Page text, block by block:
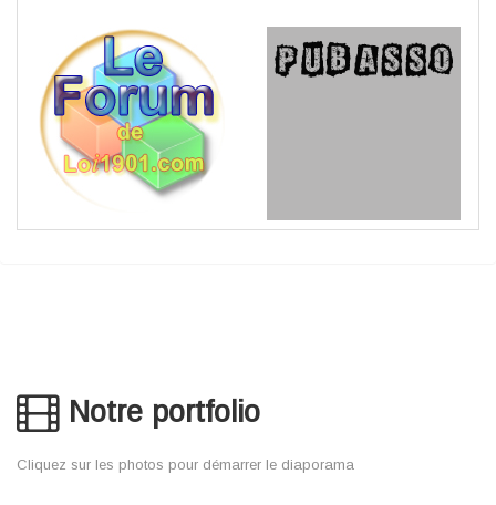
Notre portfolio
Cliquez sur les photos pour démarrer le diaporama